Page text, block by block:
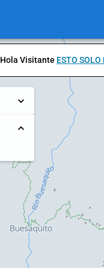
Hola Visitante ESTO